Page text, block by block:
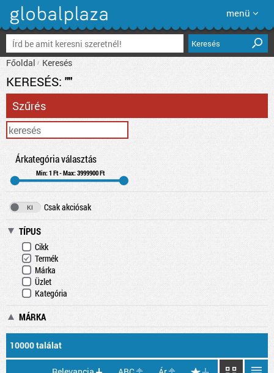
menü
Keresés
Főoldal Keresés
KERESÉS: ""
Szűrés
Árkategória választás
Min: 1 Ft - Max: 3999900 Ft
Csak akciósak
TÍPUS
Cikk
Termék
Márka
Üzlet
Kategória
MÁRKA
10000 találat